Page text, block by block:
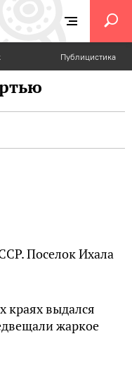
Публицистика
Поселок Ихала
краях выдался
жаркое